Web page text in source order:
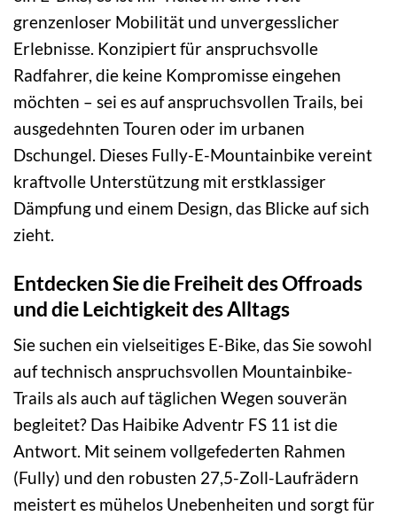
grenzenloser Mobilität und unvergesslicher
Erlebnisse. Konzipiert für anspruchsvolle
Radfahrer, die keine Kompromisse eingehen
möchten – sei es auf anspruchsvollen Trails, bei
ausgedehnten Touren oder im urbanen
Dschungel. Dieses Fully-E-Mountainbike vereint
kraftvolle Unterstützung mit erstklassiger
Dämpfung und einem Design, das Blicke auf sich
zieht.
Entdecken Sie die Freiheit des Offroads
und die Leichtigkeit des Alltags
Sie suchen ein vielseitiges E-Bike, das Sie sowohl
auf technisch anspruchsvollen Mountainbike-
Trails als auch auf täglichen Wegen souverän
begleitet? Das Haibike Adventr FS 11 ist die
Antwort. Mit seinem vollgefederten Rahmen
(Fully) und den robusten 27,5-Zoll-Laufrädern
meistert es mühelos Unebenheiten und sorgt für